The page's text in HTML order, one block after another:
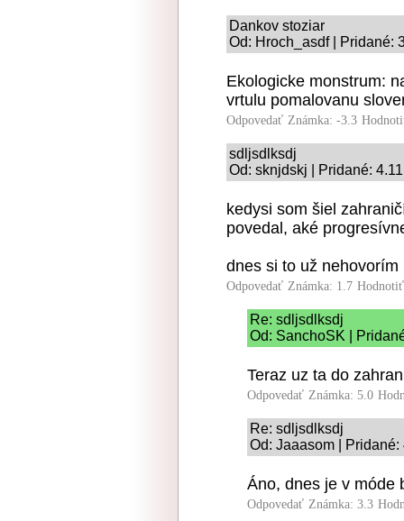
Dankov stoziar
Od: Hroch_asdf | Pridané:
Ekologicke monstrum:
vrtulu pomalovanu
Odpovedať Známka: -3.3
sdljsdlksdj
Od: sknjdskj | Pridané:
kedysi som šiel
povedal, aké
dnes si to už nehovorím
Odpovedať Známka: 1.7
Re: sdljsdlksdj
Od: SanchoSK |
Teraz uz ta do
Odpovedať Známka: 5.0
Re: sdljsdlksdj
Od: Jaaasom | Pridané:
Áno, dnes je v móde
Odpovedať Známka: 3.3